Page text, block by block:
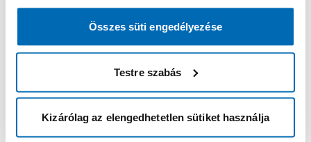
Összes süti engedélyezése
Testre szabás
Kizárólag az elengedhetetlen sütiket használja